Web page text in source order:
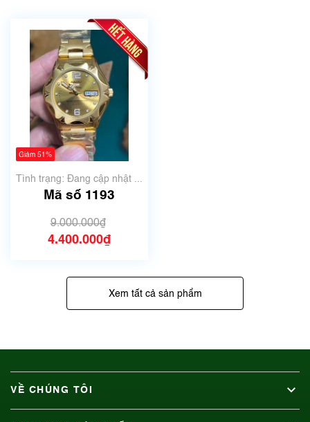
Giảm 51%
Tình trạng: Đang cập nhật ...
Mã số 1193
9.000.000₫
4.400.000₫
Xem tất cả sản phẩm
VỀ CHÚNG TÔI